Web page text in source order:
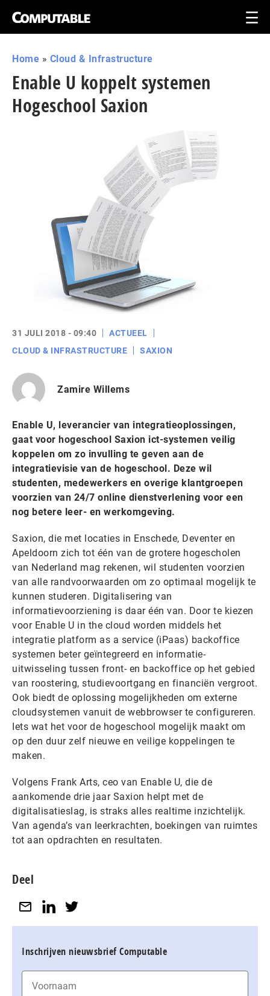
Home » Cloud & Infrastructure
Enable U koppelt systemen
Hogeschool Saxion
31 JULI 2018 - 09:40
ACTUEEL
CLOUD & INFRASTRUCTURE
SAXION
Zamire Willems
Enable U, leverancier van integratieoplossingen,
gaat voor hogeschool Saxion ict-systemen veilig
koppelen om zo invulling te geven aan de
integratievisie van de hogeschool. Deze wil
studenten, medewerkers en overige klantgroepen
voorzien van 24/7 online dienstverlening voor een
nog betere leer- en werkomgeving.
Saxion, die met locaties in Enschede, Deventer en
Apeldoorn zich tot één van de grotere hogescholen
van Nederland mag rekenen, wil studenten voorzien
van alle randvoorwaarden om zo optimaal mogelijk te
kunnen studeren. Digitalisering van
informatievoorziening is daar één van. Door te kiezen
voor Enable U in the cloud worden middels het
integratie platform as a service (iPaas) backoffice
systemen beter geïntegreerd en informatie-
uitwisseling tussen front- en backoffice op het gebied
van roostering, studievoortgang en financiën vergroot.
Ook biedt de oplossing mogelijkheden om externe
cloudsystemen vanuit de webbrowser te configureren.
Iets wat het voor de hogeschool mogelijk maakt om
op den duur zelf nieuwe en veilige koppelingen te
maken.
Volgens Frank Arts, ceo van Enable U, die de
aankomende drie jaar Saxion helpt met de
digitalisatieslag, is straks alles realtime inzichtelijk.
Van agenda’s van leerkrachten, boekingen van ruimtes
tot aan opdrachten en resultaten.
Deel
Inschrijven nieuwsbrief Computable